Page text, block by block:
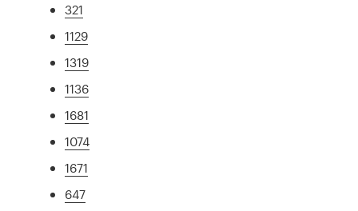
321
1129
1319
1136
1681
1074
1671
647